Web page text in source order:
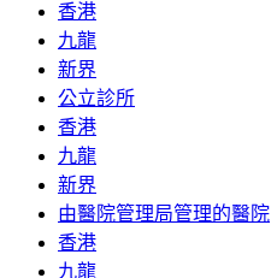
香港
九龍
新界
公立診所
香港
九龍
新界
由醫院管理局管理的醫院
香港
九龍